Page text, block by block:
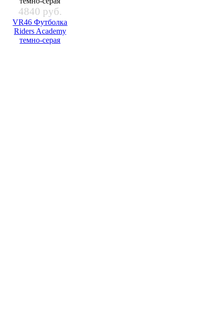
4840 руб.
VR46 Футболка
Riders Academy
темно-серая